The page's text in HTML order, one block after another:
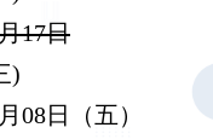
17日
)
08日（五）